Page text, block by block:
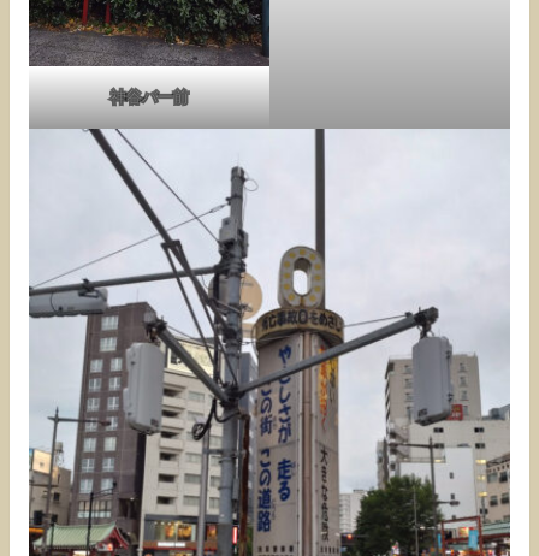
神谷バー前